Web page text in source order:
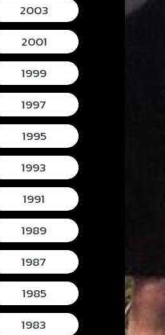
2003
2001
1999
1997
1995
1993
1991
1989
1987
1985
1983